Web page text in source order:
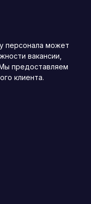
персонала может
вакансии,
предоставляем
клиента.